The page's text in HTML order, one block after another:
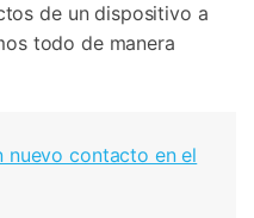
de un dispositivo a
todo de manera
nuevo contacto en el